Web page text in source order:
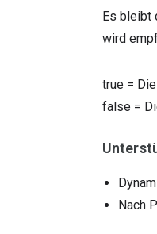
Es bleibt
wird
true =
false =
Nach